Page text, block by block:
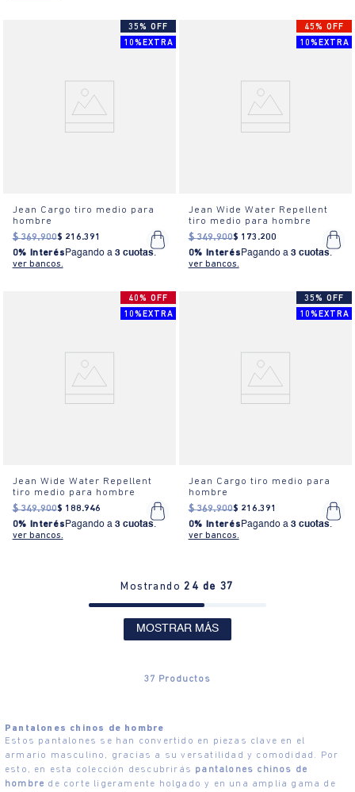
35% OFF
10%EXTRA
Jean Cargo tiro medio para
hombre
$ 369.900$ 216.391
0% Interés Pagando a 3 cuotas.
ver bancos.
45% OFF
10%EXTRA
Jean Wide Water Repellent
tiro medio para hombre
$ 349.900$ 173 .200
0% Interés Pagando a 3 cuotas.
ver bancos.
40% OFF
10%EXTRA
Jean Wide Water Repellent
tiro medio para hombre
$ 349.900$ 188.946
0% Interés Pagando a 3 cuotas.
ver bancos.
35% OFF
10%EXTRA
Jean Cargo tiro medio para
hombre
$ 369.900$ 216.391
0% Interés Pagando a 3 cuotas.
ver bancos.
Mostrando24 de 37
MOSTRAR MÁS
37 Productos
Pantalones chinos de hombre
Estos pantalones se han convertido en piezas clave en el
armario masculino, gracias a su versatilidad y comodidad. Por
esto, en esta colección descubrirás pantalones chinos de
hombre de corte ligeramente holgado y en una amplia gama de